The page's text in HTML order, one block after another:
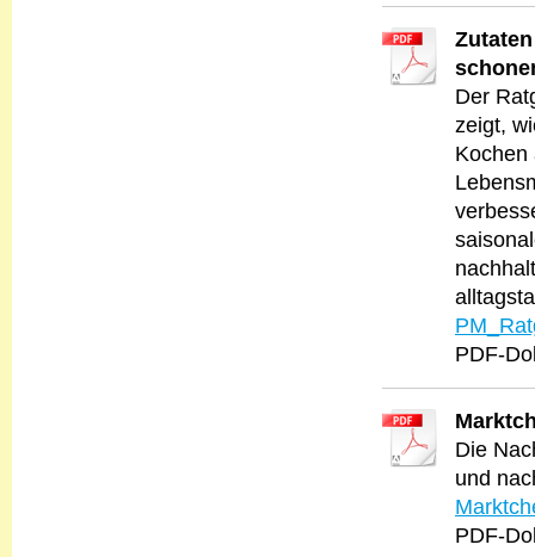
Der
zeigt,
Kochen
PDF-
Die
und
PDF-